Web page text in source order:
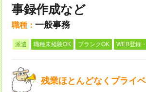
事録作成など
職種： 一般事務
派遣 職種未経験OK ブランクOK WEB登録
残業ほとんどなくプライ